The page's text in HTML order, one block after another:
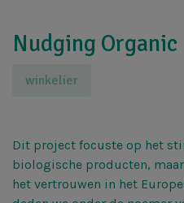
Nudging Organic
winkelier
Dit project focuste op het
biologische producten,
het vertrouwen in het